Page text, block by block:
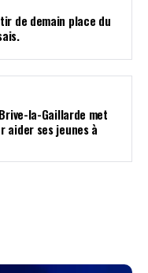
de demain place du
la-Gaillarde met
aider ses jeunes à